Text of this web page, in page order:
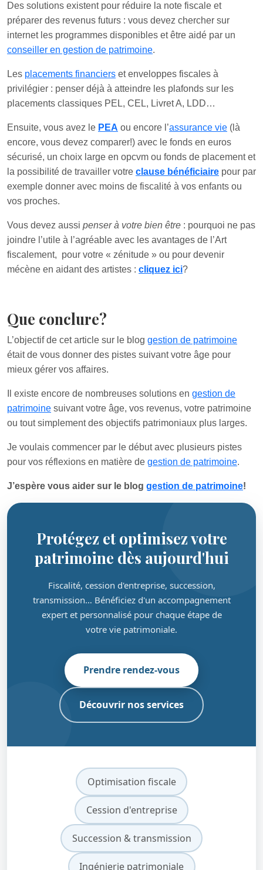
Des solutions existent pour réduire la note fiscale et
préparer des revenus futurs : vous devez chercher sur
internet les programmes disponibles et être aidé par un
conseiller en gestion de patrimoine.
Les placements financiers et enveloppes fiscales à
privilégier : penser déjà à atteindre les plafonds sur les
placements classiques PEL, CEL, Livret A, LDD…
Ensuite, vous avez le PEA ou encore l’assurance vie (là
encore, vous devez comparer!) avec le fonds en euros
sécurisé, un choix large en opcvm ou fonds de placement et
la possibilité de travailler votre clause bénéficiaire pour par
exemple donner avec moins de fiscalité à vos enfants ou
vos proches.
Vous devez aussi penser à votre bien être : pourquoi ne pas
joindre l’utile à l’agréable avec les avantages de l’Art
fiscalement, pour votre « zénitude » ou pour devenir
mécène en aidant des artistes : cliquez ici?
Que conclure?
L’objectif de cet article sur le blog gestion de patrimoine
était de vous donner des pistes suivant votre âge pour
mieux gérer vos affaires.
Il existe encore de nombreuses solutions en gestion de
patrimoine suivant votre âge, vos revenus, votre patrimoine
ou tout simplement des objectifs patrimoniaux plus larges.
Je voulais commencer par le début avec plusieurs pistes
pour vos réflexions en matière de gestion de patrimoine.
J’espère vous aider sur le blog gestion de patrimoine!
Protégez et optimisez votre
patrimoine dès aujourd'hui
Fiscalité, cession d'entreprise, succession,
transmission… Bénéficiez d'un accompagnement
expert et personnalisé pour chaque étape de
votre vie patrimoniale.
Prendre rendez-vous
Découvrir nos services
Optimisation fiscale
Cession d'entreprise
Succession & transmission
Ingénierie patrimoniale